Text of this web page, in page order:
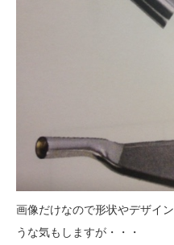
画像だけなので形状やデザイ
うな気もしますが・・・